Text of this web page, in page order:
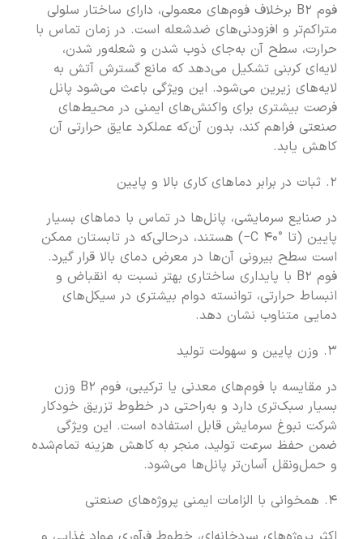
فوم B۲ برخلاف فوم‌های معمولی، دارای ساختار سلولی
متراکم‌تر و افزودنی‌های ضدشعله است. در زمان تماس با
حرارت، سطح آن به‌جای ذوب شدن و شعله‌ور شدن،
لایه‌ای کربنی تشکیل می‌دهد که مانع گسترش آتش به
لایه‌های زیرین می‌شود. این ویژگی باعث می‌شود پانل
فرصت بیشتری برای واکنش‌های ایمنی در محیط‌های
صنعتی فراهم کند، بدون آن‌که عملکرد عایق حرارتی آن
کاهش یابد.
۲. ثبات در برابر دماهای کاری بالا و پایین
در صنایع سرمایشی، پانل‌ها در تماس با دماهای بسیار
پایین (تا °C ۴۰−) هستند، درحالی‌که در تابستان ممکن
است سطح بیرونی آن‌ها در معرض دمای بالا قرار گیرد.
فوم B۲ با پایداری ساختاری بهتر نسبت به انقباض و
انبساط حرارتی، توانسته دوام بیشتری در سیکل‌های
دمایی متناوب نشان دهد.
۳. وزن پایین و سهولت تولید
در مقایسه با فوم‌های معدنی یا ترکیبی، فوم B۲ وزن
بسیار سبک‌تری دارد و به‌راحتی در خطوط تزریق خودکار
شرکت نبوغ سرمایش قابل استفاده است. این ویژگی
ضمن حفظ سرعت تولید، منجر به کاهش هزینه تمام‌شده
و حمل‌ونقل آسان‌تر پانل‌ها می‌شود.
۴. همخوانی با الزامات ایمنی پروژه‌های صنعتی